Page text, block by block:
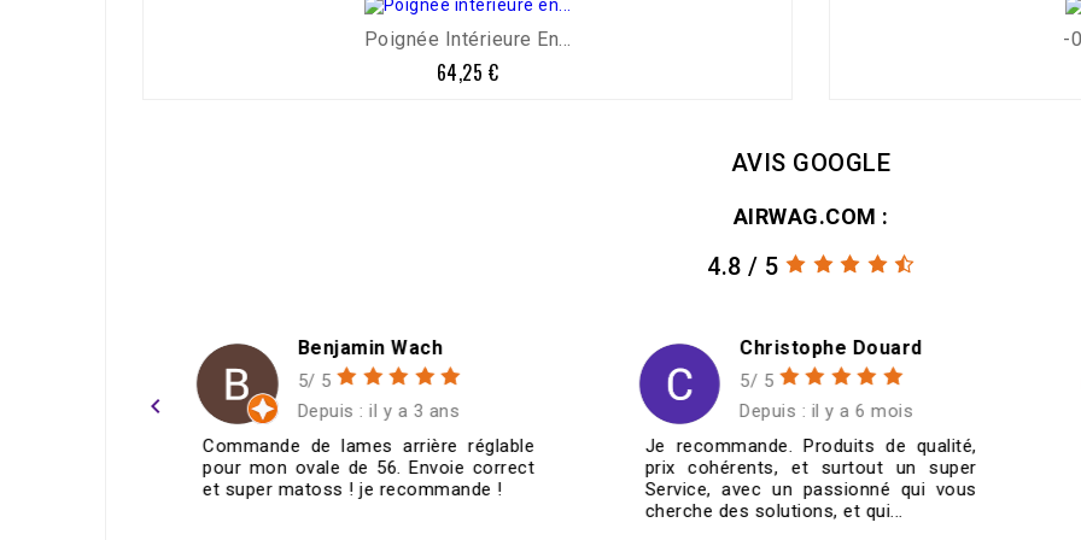
Poignée Intérieure En...
Prix
64,25 €
-
AVIS GOOGLE
AIRWAG.COM :
4.8 / 5
lames arrière réglable
de 56. Envoie correct
Christophe Douard
5/ 5
Depuis : il y a 6 mois
Je recommande. Produits de qualité,
prix cohérents, et surtout un super
Service, avec un passionné qui vous
Christian SCHMITT
5/ 5
Depuis : il y a 6 mois
J'ai commandé quatre
185/60/14 pour ma VW Golf
cabriolet de 1987. Je les ai reçues
rapidement et super bien emballées....
navigate_before